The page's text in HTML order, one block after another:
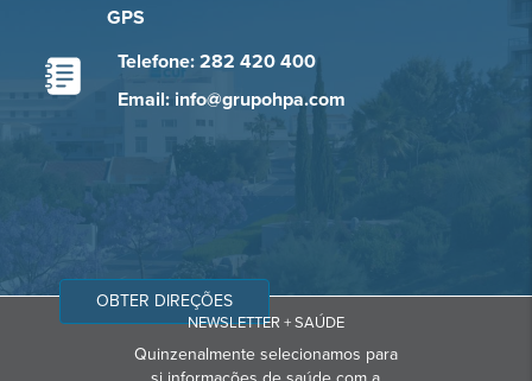
GPS
Telefone: 282 420 400
Email: info@grupohpa.com
OBTER DIREÇÕES
NEWSLETTER + SAÚDE
Quinzenalmente selecionamos para